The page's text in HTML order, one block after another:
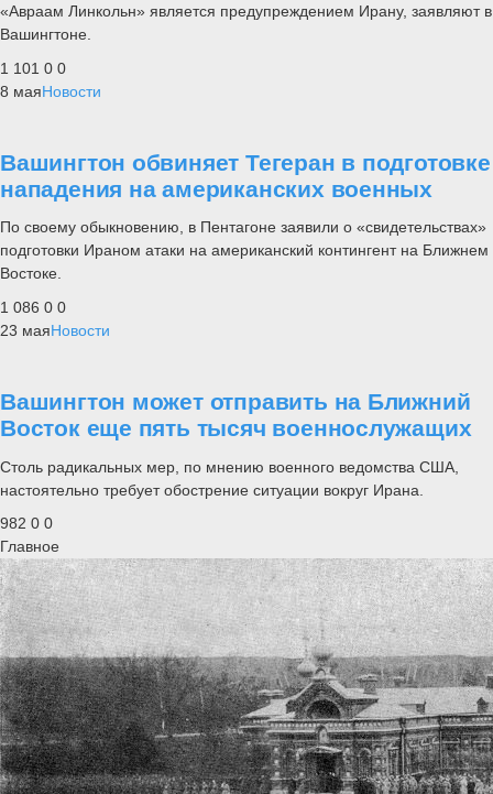
«Авраам Линкольн» является предупреждением Ирану, заявляют в
Вашингтоне.
1 101 0 0
8 маяНовости
Вашингтон обвиняет Тегеран в подготовке
нападения на американских военных
По своему обыкновению, в Пентагоне заявили о «свидетельствах»
подготовки Ираном атаки на американский контингент на Ближнем
Востоке.
1 086 0 0
23 маяНовости
Вашингтон может отправить на Ближний
Восток еще пять тысяч военнослужащих
Столь радикальных мер, по мнению военного ведомства США,
настоятельно требует обострение ситуации вокруг Ирана.
982 0 0
Главное